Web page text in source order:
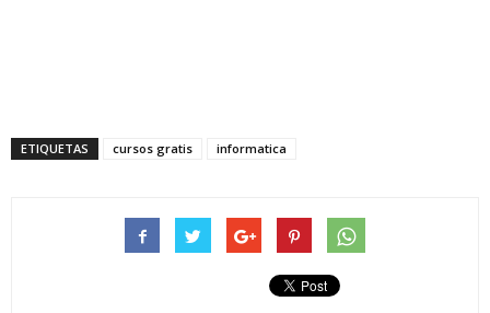
ETIQUETAS cursos gratis informatica